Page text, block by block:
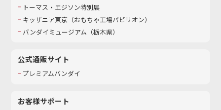
トーマス・エジソン特別展
キッザニア東京（おもちゃ工場パビリオン）​
バンダイミュージアム（栃木県）
公式通販サイト
プレミアムバンダイ
お客様サポート